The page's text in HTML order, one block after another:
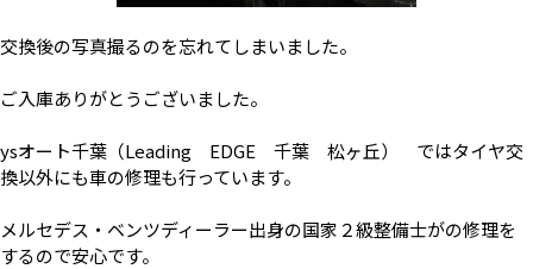
交換後の写真撮るのを忘れてしまいました。
ご入庫ありがとうございました。
ysオート千葉（Leading EDGE 千葉 松ヶ丘） ではタイヤ交
換以外にも車の修理も行っています。
メルセデス・ベンツディーラー出身の国家２級整備士がの修理を
するので安心です。